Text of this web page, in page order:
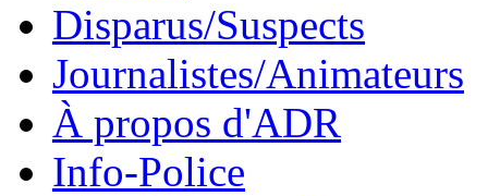
Disparus/Suspects
Journalistes/Animateurs
À propos d'ADR
Info-Police